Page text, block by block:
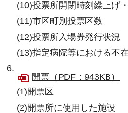
(10)投票所開閉時刻繰上げ
(11)市区町別投票区数
(12)投票所入場券発行状況
(13)指定病院等における不
開票（PDF：943KB）
(1)開票区
(2)開票所に使用した施設